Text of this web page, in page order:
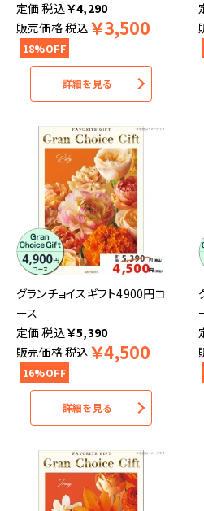
税込￥4,290
販売価格税込 ￥3,500
18%OFF
詳細を見る
グランチョイスギフト4900円コ
ース
税込￥5,390
販売価格税込 ￥4,500
16%OFF
詳細を見る